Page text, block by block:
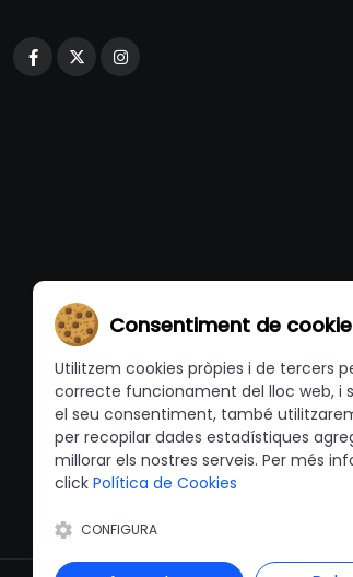
Consentiment de
Utilitzem cookies pròpies i de tercers
correcte funcionament del lloc web, i
el seu consentiment, també
per recopilar dades estadístiques
millorar els nostres serveis. Per més
click Política de Cookies
CONFIGURA